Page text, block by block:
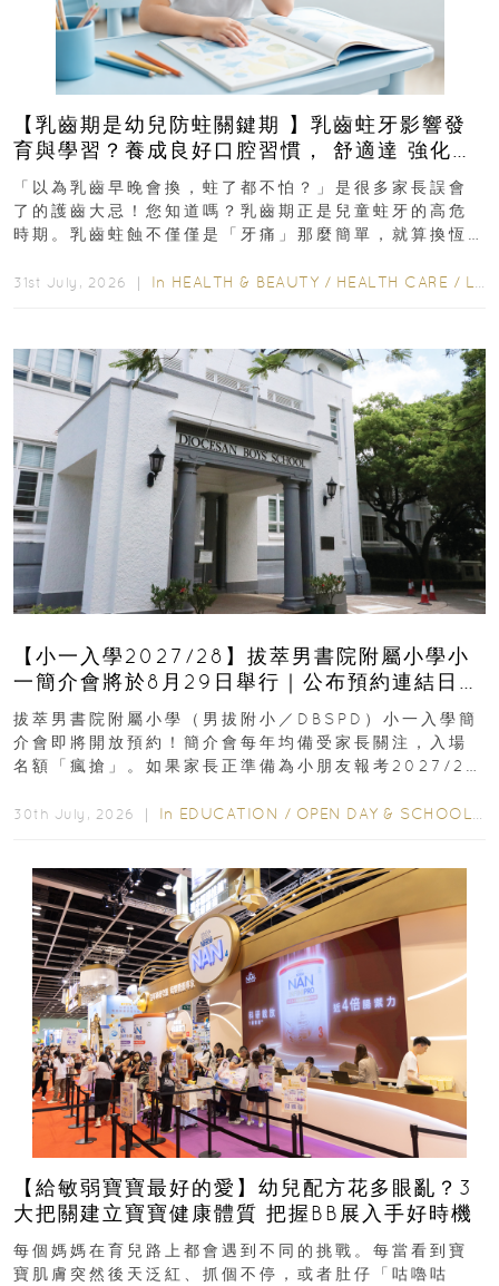
【乳齒期是幼兒防蛀關鍵期 】乳齒蛀牙影響發
育與學習？養成良好口腔習慣， 舒適達 強化琺
瑯質 兒童牙膏防護指南
「以為乳齒早晚會換，蛀了都不怕？」是很多家長誤會
了的護齒大忌！您知道嗎？乳齒期正是兒童蛀牙的高危
時期。乳齒蛀蝕不僅僅是「牙痛」那麼簡單，就算換恆
31st July, 2026 ｜ In HEALTH & BEAUTY / HEALTH CARE / LIFESTYLE
【小一入學2027/28】拔萃男書院附屬小學小
一簡介會將於8月29日舉行｜公布預約連結日期
｜更設有網上重溫
拔萃男書院附屬小學（男拔附小／DBSPD）小一入學簡
介會即將開放預約！簡介會每年均備受家長關注，入場
名額「瘋搶」。如果家長正準備為小朋友報考2027/28
30th July, 2026 ｜ In EDUCATION / OPEN DAY & SCHOOL EVENTS
【給敏弱寶寶最好的愛】幼兒配方花多眼亂？3
大把關建立寶寶健康體質 把握BB展入手好時機
每個媽媽在育兒路上都會遇到不同的挑戰。每當看到寶
寶肌膚突然後天泛紅、抓個不停，或者肚仔「咕嚕咕